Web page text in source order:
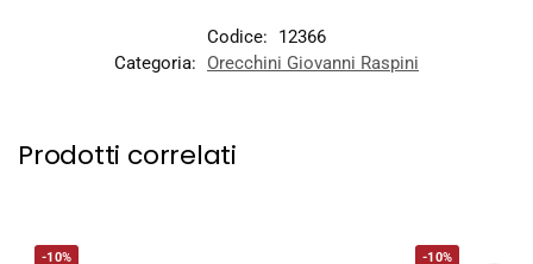
Codice:
12366
Categoria:
Orecchini Giovanni Raspini
Prodotti correlati
-10% -10%